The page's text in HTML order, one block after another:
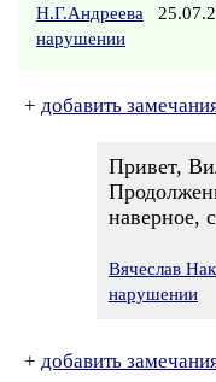
Н.Г.Андреева
нарушении
+ добавить
Привет,
наверное,
Вячеслав
нарушении
+ добавить